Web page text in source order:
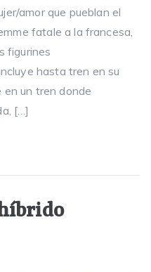
amor que pueblan el
fatale a la francesa,
figurines
hasta tren en su
en un tren donde
[…]